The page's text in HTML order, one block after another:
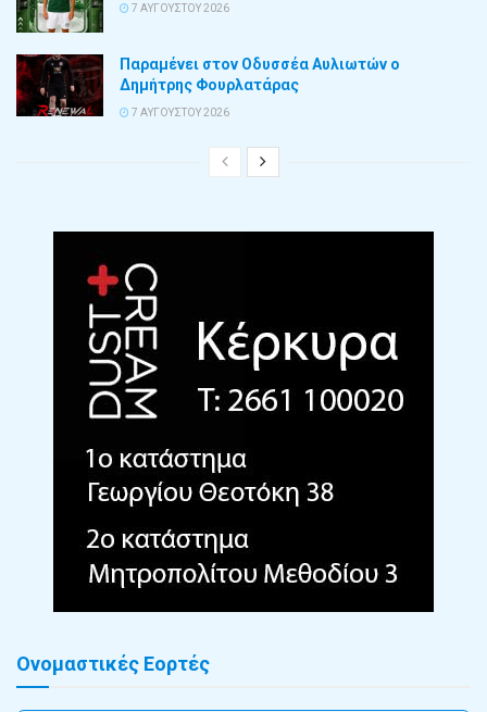
7 ΑΥΓΟΎΣΤΟΥ 2026
Παραμένει στον Οδυσσέα Αυλιωτών ο
Δημήτρης Φουρλατάρας
7 ΑΥΓΟΎΣΤΟΥ 2026
Ονομαστικές Εορτές